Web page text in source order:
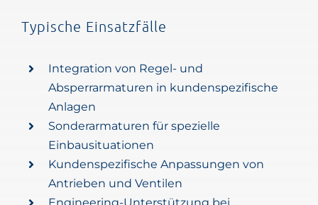
Typische Einsatzfälle
Integration von Regel- und
Absperrarmaturen in kundenspezifische
Anlagen
Sonderarmaturen für spezielle
Einbausituationen
Kundenspezifische Anpassungen von
Antrieben und Ventilen